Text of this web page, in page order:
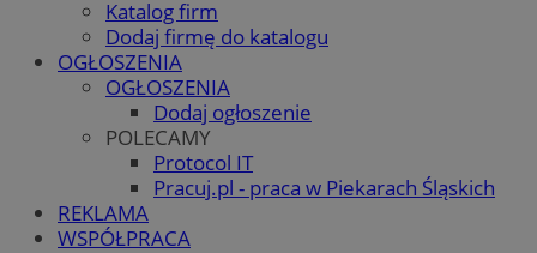
Katalog firm
Dodaj firmę do katalogu
OGŁOSZENIA
OGŁOSZENIA
Dodaj ogłoszenie
POLECAMY
Protocol IT
Pracuj.pl - praca w Piekarach Śląskich
REKLAMA
WSPÓŁPRACA